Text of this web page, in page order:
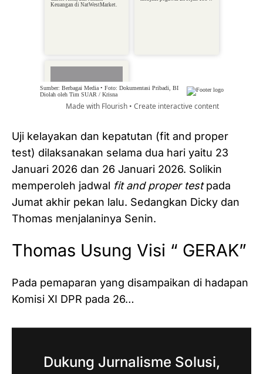
Uji kelayakan dan kepatutan (fit and proper
test) dilaksanakan selama dua hari yaitu 23
Januari 2026 dan 26 Januari 2026. Solikin
memperoleh jadwal fit and proper testpada
Jumat akhir pekan lalu. Sedangkan Dicky dan
Thomas menjalaninya Senin.
Thomas Usung Visi “ GERAK”
Pada pemaparan yang disampaikan di hadapan
Komisi XI DPR pada 26…
Dukung Jurnalisme Solusi,